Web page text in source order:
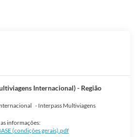
Internacional) - Região
- Interpass Multiviagens
informações:
(condições gerais).pdf